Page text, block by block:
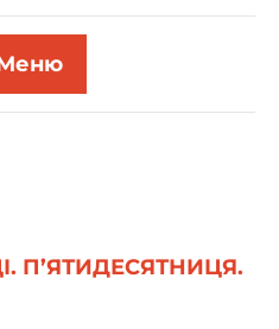
П’ЯТИДЕСЯТНИЦЯ.